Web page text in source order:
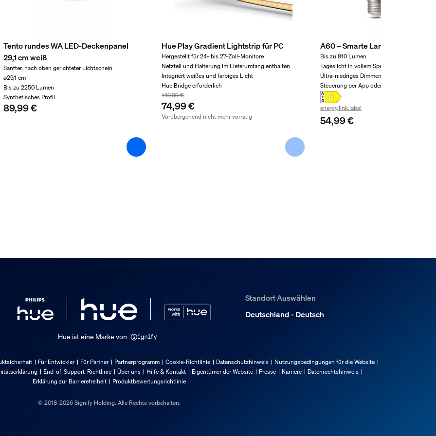
Tento rundes WA LED-Deckenpanel
29,1 cm weiß
Sanfter, nach oben gerichteter Lichtschein
⌀29,1 cm
Bis zu 2250 Lumen
Synthetisches Profil
89,99 €
Hue Play Gradient Lightstrip für PC
Hergestellt für 24- bis 27-Zoll-Monitore
Netzteil und Halterung im Lieferumfang enthalten
Integriert weißes und farbiges Licht
Hue Bridge erforderlich
149,99 €
74,99 €
Vorübergehend nicht mehr vorrätig
A60 – Smarte Lampe E27 – 810
Bis zu 810 Lumen
Tageslicht in vollem Spektrum
Ultra-niedriges Dimmen 0,2 %
Steuerung per App oder Sprache
energy.link.label
54,99 €
Standort Auswählen
Deutschland - Deutsch
Hue ist eine Marke von
Für Entwickler Für Partner Partnerprogramm Cookie-Richtlinie Datenschutzhinweis
Nutzungsbedingungen für die Website
End-of-Support-Richtlinie Über uns Hilfe & Kontakt Eigentümer der Website Presse Karriere
Datenrechtshinweis
Erklärung zur Barrierefreiheit
Produktbewertungsrichtlinie
© 2018-2026 Signify Holding. Alle Rechte vorbehalten.